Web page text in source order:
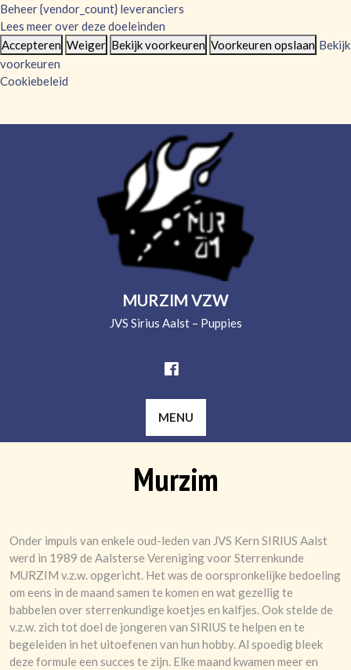
Beheer {vendor_count} leveranciers
Lees meer over deze doeleinden
Accepteren Weiger Bekijk voorkeuren Voorkeuren opslaan Bekijk
voorkeuren
Cookiebeleid
MURZIM VZW
JVS Sirius Aalst – Puppies
MENU
Murzim
Onder impuls van enkele oud-leden van JVS Kern SIRIUS Aalst
werd in 1989 de Aalsterse Vereniging voor Sterrenkunde
MURZIM v.z.w. opgericht. Het was de oorspronkelijke bedoeling
om eens in de maand samen te komen en wat gezellig te
babbelen over sterrenkundige koetjes en kalfjes. Ook stelde de
v.z.w. zich tot doel de jongeren van SIRIUS te helpen en te
begeleiden in het uitoefenen van hun hobby. Al spoedig bleek
deze formule een succes te zijn. Elke maand kwamen meer en